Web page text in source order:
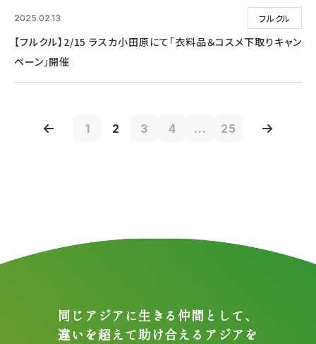
フルクル
2025.02.13
【フルクル】2/15 ラスカ小田原にて「衣料品＆コスメ下取りキャン
ペーン」開催
1 2 3 4 ... 25
同じアジアに生きる仲間として、
違いを超えて助け合えるアジアを